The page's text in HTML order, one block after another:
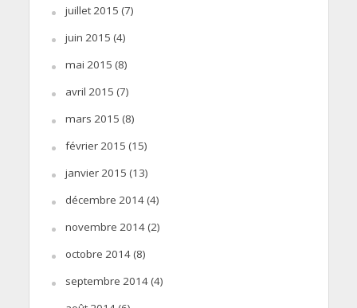
juillet 2015 (7)
juin 2015 (4)
mai 2015 (8)
avril 2015 (7)
mars 2015 (8)
février 2015 (15)
janvier 2015 (13)
décembre 2014(4)
novembre 2014(2)
octobre 2014(8)
septembre 2014(4)